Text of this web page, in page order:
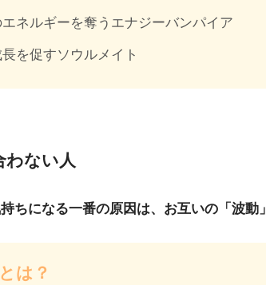
ネルギーを奪うエナジーバンパイア
を促すソウルメイト
わない人
ちになる一番の原因は、お互いの「波動
は？